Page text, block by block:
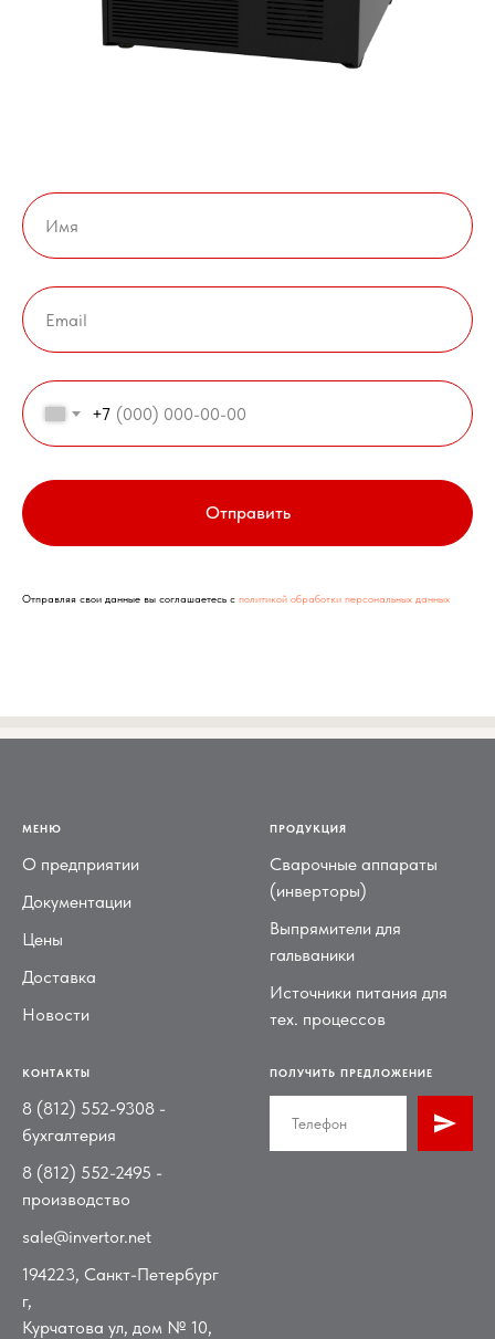
+7
Отправить
Отправляя свои данные вы соглашаетесь с политикой обработки персональных данных
МЕНЮ
О предприятии
Документации
Цены
Доставка
Новости
ПРОДУКЦИЯ
Сварочные аппараты
(инверторы)
Выпрямители для
гальваники
Источники питания для
тех. процессов
КОНТАКТЫ
8 (812) 552-9308 -
бухгалтерия
8 (812) 552-2495 -
производство
sale@invertor.net
194223, Санкт-Петербург
г,
Курчатова ул, дом № 10,
ПОЛУЧИТЬ ПРЕДЛОЖЕНИЕ